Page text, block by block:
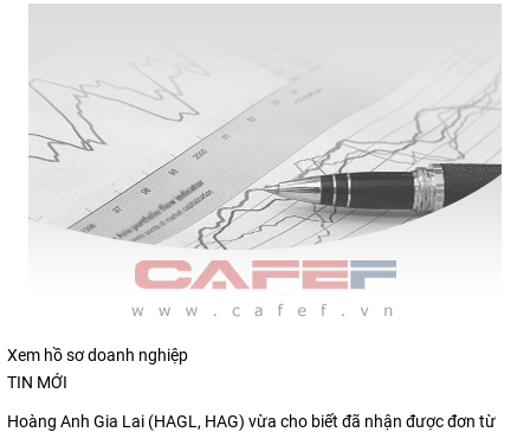
Xem hồ sơ doanh nghiệp
TIN MỚI
Hoàng Anh Gia Lai (HAGL, HAG) vừa cho biết đã nhận được đơn từ